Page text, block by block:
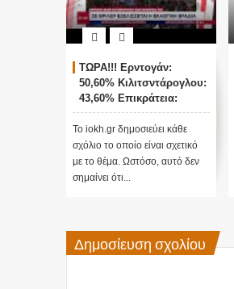
ΤΩΡΑ!!! Ερντογάν:
50,60% Κιλιτσντάρογλου:
43,60% Επικράτεια:
78,2%
Το iokh.gr δημοσιεύει κάθε
σχόλιο το οποίο είναι σχετικό
με το θέμα. Ωστόσο, αυτό δεν
σημαίνει ότι...
Δημοσίευση σχολίου